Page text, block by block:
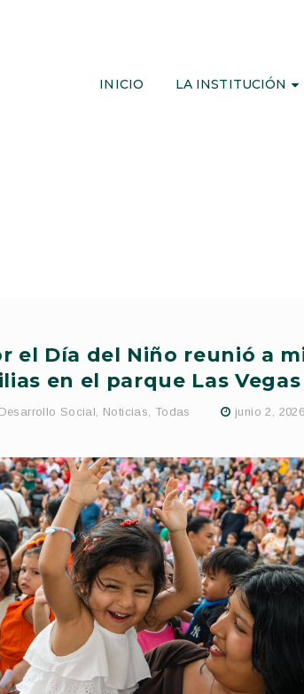
INICIO LA INSTITUCIÓN
el Día del Niño reunió a
en el parque Las Vegas
Desarrollo Social, Noticias, Todas junio 2, 2026